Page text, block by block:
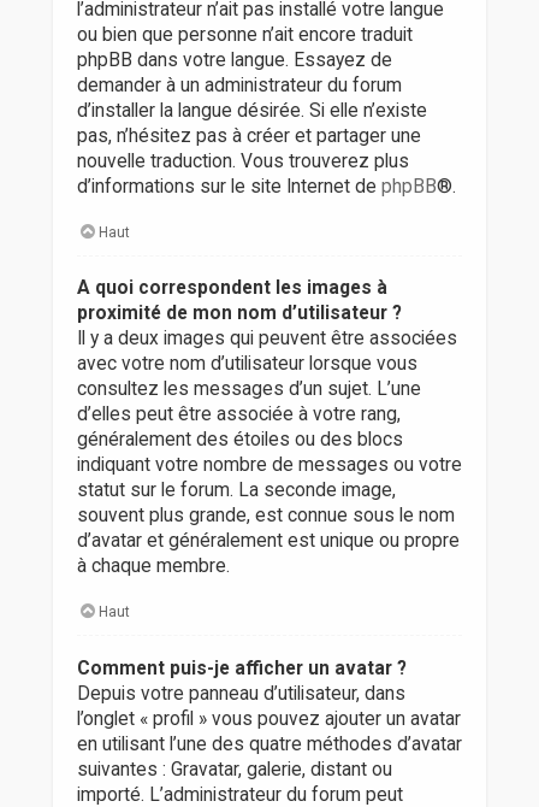
l’administrateur n’ait pas installé votre langue
ou bien que personne n’ait encore traduit
phpBB dans votre langue. Essayez de
demander à un administrateur du forum
d’installer la langue désirée. Si elle n’existe
pas, n’hésitez pas à créer et partager une
nouvelle traduction. Vous trouverez plus
d’informations sur le site Internet de phpBB®.
Haut
A quoi correspondent les images à
proximité de mon nom d’utilisateur ?
Il y a deux images qui peuvent être associées
avec votre nom d’utilisateur lorsque vous
consultez les messages d’un sujet. L’une
d’elles peut être associée à votre rang,
généralement des étoiles ou des blocs
indiquant votre nombre de messages ou votre
statut sur le forum. La seconde image,
souvent plus grande, est connue sous le nom
d’avatar et généralement est unique ou propre
à chaque membre.
Haut
Comment puis-je afficher un avatar ?
Depuis votre panneau d’utilisateur, dans
l’onglet « profil » vous pouvez ajouter un avatar
en utilisant l’une des quatre méthodes d’avatar
suivantes : Gravatar, galerie, distant ou
importé. L’administrateur du forum peut